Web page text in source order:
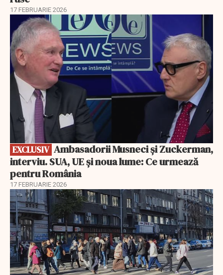
17 FEBRUARIE 2026
EXCLUSIV
EXCLUSIV
interviu. SUA, UE și noua lume: Ce urmează
pentru România
17 FEBRUARIE 2026